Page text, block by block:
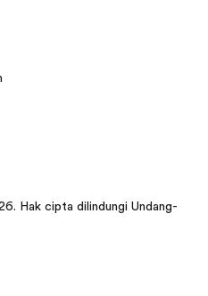
Hak cipta dilindungi Undang-